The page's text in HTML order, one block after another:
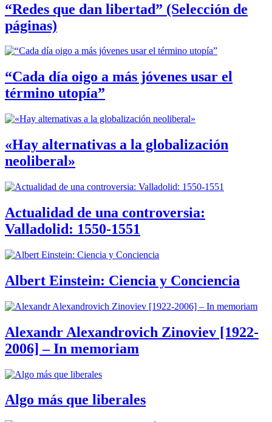
“Redes que dan libertad” (Selección de
páginas)
“Cada día oigo a más jóvenes usar el
término utopía”
«Hay alternativas a la globalización
neoliberal»
Actualidad de una controversia:
Valladolid: 1550-1551
Albert Einstein: Ciencia y Conciencia
Alexandr Alexandrovich Zinoviev [1922-
2006] – In memoriam
Algo más que liberales